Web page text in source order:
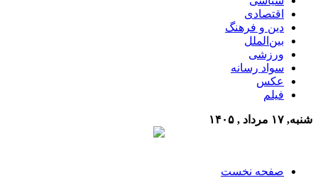
اقتصادی
دین و فرهنگ
بین‌الملل
ورزشی
سواد رسانه
عکس
فیلم
شنبه, ۱۷ مرداد , ۱۴۰۵
صفحه نخست